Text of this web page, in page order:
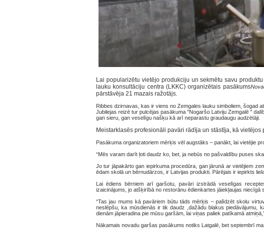
Lai popularizētu vietējo produkciju un sekmētu savu
lauku konsultāciju centra (LKKC) organizētais pasākums
pārstāvēja 21 mazais ražotājs.
Ribbes dzirnavas, kas ir viens no Zemgales lauku simboliem, šogad
Jubilejas reizē tur pulcējas pasākuma ''Nogaršo Latviju Zemgalē ''
gan sieru, gan veselīgu našķu kā arī neparastu graudaugu audzētāji.
Meistarklasēs profesionāli pavāri rādīja un stāstīja, kā
Pasākuma organizatoriem mērķis vēl augstāks – panākt, lai vietējie
“Mēs varam darīt ļoti daudz ko, bet, ja nebūs no pašvaldību puses
Jo tur jāpakārto gan iepirkuma procedūra, gan jārunā ar vietējiem
ēdam skolā un bērnudārzos, ir Latvijas produkti. Pārējais ir iepirkts
Lai ēdiens bērniem arī garšotu, pavāri izstrādā veselīgas
izaicinājums, jo atšķirībā no restorānu ēdienkartes jāiekļaujas
“Tas jau mums kā pavāriem būtu tāds mērķis – palīdzēt skolu
neslēpšu, ka mūsdienās ir tik daudz ,dažādu blakus
dienām jāpieradina pie mūsu garšām, lai viņas paliek patīkamā
Nākamais novadu garšas pasākums notiks Latgalē, bet septembrī